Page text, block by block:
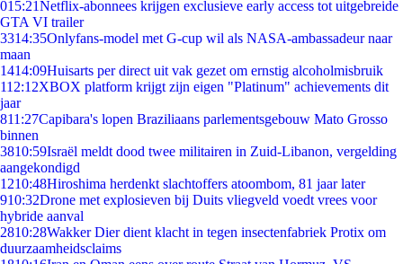
015:21Netflix-abonnees krijgen exclusieve early access tot uitgebreide
GTA VI trailer
3314:35Onlyfans-model met G-cup wil als NASA-ambassadeur naar
maan
1414:09Huisarts per direct uit vak gezet om ernstig alcoholmisbruik
112:12XBOX platform krijgt zijn eigen "Platinum" achievements dit
jaar
811:27Capibara's lopen Braziliaans parlementsgebouw Mato Grosso
binnen
3810:59Israël meldt dood twee militairen in Zuid-Libanon, vergelding
aangekondigd
1210:48Hiroshima herdenkt slachtoffers atoombom, 81 jaar later
910:32Drone met explosieven bij Duits vliegveld voedt vrees voor
hybride aanval
2810:28Wakker Dier dient klacht in tegen insectenfabriek Protix om
duurzaamheidsclaims